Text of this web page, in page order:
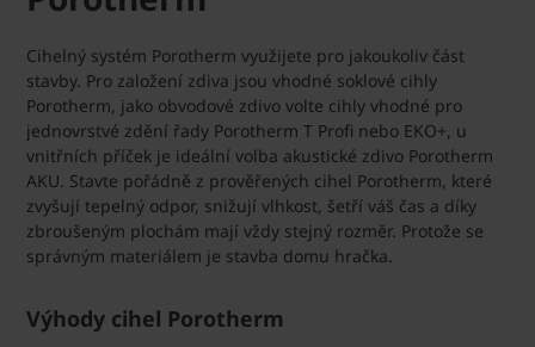
Cihelný systém Porotherm využijete pro jakoukoliv část
stavby. Pro založení zdiva jsou vhodné soklové cihly
Porotherm, jako obvodové zdivo volte cihly vhodné pro
jednovrstvé zdění řady Porotherm T Profi nebo EKO+, u
vnitřních příček je ideální volba akustické zdivo Porotherm
AKU. Stavte pořádně z prověřených cihel Porotherm, které
zvyšují tepelný odpor, snižují vlhkost, šetří váš čas a díky
zbroušeným plochám mají vždy stejný rozměr. Protože se
správným materiálem je stavba domu hračka.
Výhody cihel Porotherm